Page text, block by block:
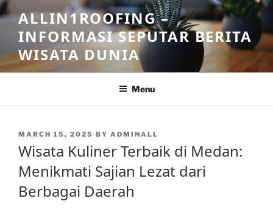
Skip
to
content
ALLIN1ROOFING –
INFORMASI SEPUTAR BERITA
WISATA DUNIA
Menu
POSTED
MARCH 15, 2025 BY ADMINALL
Wisata Kuliner Terbaik di Medan:
Menikmati Sajian Lezat dari
Berbagai Daerah